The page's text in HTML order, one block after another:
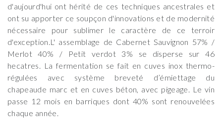
d'aujourd'hui ont hérité de ces techniques ancestrales et
ont su apporter ce soupçon d'innovations et de modernité
nécessaire pour sublimer le caractère de ce terroir
d'exception.L' assemblage de Cabernet Sauvignon 57% /
Merlot 40% / Petit verdot 3% se disperse sur 46
hecatres. La fermentation se fait en cuves inox thermo-
régulées avec système breveté d’émiettage du
chapeaude marc et en cuves béton, avec pigeage. Le vin
passe 12 mois en barriques dont 40% sont renouvelées
chaque année.